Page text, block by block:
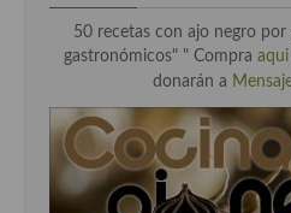
50 recetas con ajo negro
gastronómicos" " Compra aqui
donarán a